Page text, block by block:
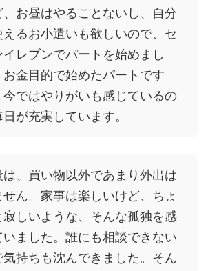
、お昼はやることないし、自分
えるお小遣いも欲しいので、セ
イレブンでパートを始めまし
お金目的で始めたパートです
今ではやりがいも感じているの
日が充実しています。
は、買い物以外であまり外出は
せん。家事は楽しいけど、ちょ
寂しいような、そんな孤独を感
いました。誰にも相談できない
気持ちも沈んできました。そん